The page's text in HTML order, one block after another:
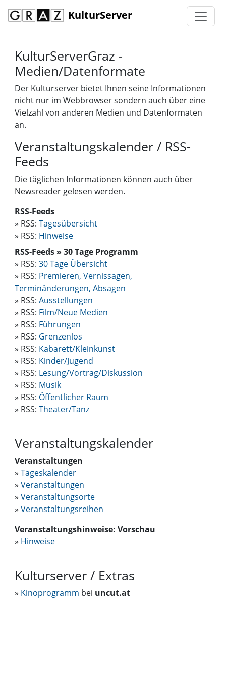
KulturServer
KulturServerGraz -
Medien/Datenformate
Der Kulturserver bietet Ihnen seine Informationen
nicht nur im Webbrowser sondern auch über eine
Vielzahl von anderen Medien und Datenformaten
an.
Veranstaltungskalender / RSS-
Feeds
Die täglichen Informationen können auch über
Newsreader gelesen werden.
RSS-Feeds
» RSS:Tagesübersicht
» RSS: Hinweise
RSS-Feeds » 30 Tage Programm
» RSS:30 Tage Übersicht
» RSS: Premieren, Vernissagen,
Terminänderungen, Absagen
» RSS:Ausstellungen
» RSS: Film/Neue Medien
» RSS: Führungen
» RSS: Grenzenlos
» RSS: Kabarett/Kleinkunst
» RSS: Kinder/Jugend
» RSS: Lesung/Vortrag/Diskussion
» RSS: Musik
» RSS: Öffentlicher Raum
» RSS:Theater/Tanz
Veranstaltungskalender
Veranstaltungen
»Tageskalender
»Veranstaltungen
»Veranstaltungsorte
»Veranstaltungsreihen
Veranstaltungshinweise: Vorschau
» Hinweise
Kulturserver / Extras
» Kinoprogramm bei uncut.at